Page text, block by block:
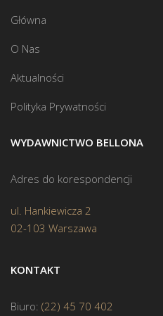
Główna
O Nas
Aktualności
Polityka Prywatności
WYDAWNICTWO BELLONA
Adres do korespondencji
ul. Hankiewicza 2
02-103 Warszawa
KONTAKT
Biuro: (22) 45 70 402